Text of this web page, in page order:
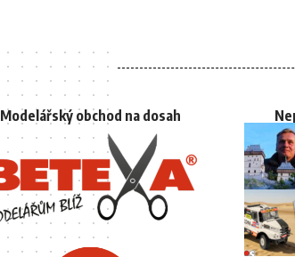
Modelářský obchod na dosah